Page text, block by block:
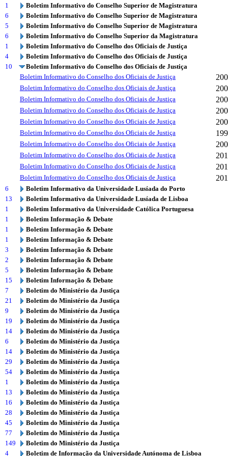
1
Boletim Informativo do Conselho Superior de Magistratura
6
Boletim Informativo do Conselho Superior de Magistratura
5
Boletim Informativo do Conselho Superior de Magistratura
6
Boletim Informativo do Conselho Superior da Magistratura
1
Boletim Informativo do Conselho dos Oficiais de Justiça
4
Boletim Informativo do Conselho dos Oficiais de Justiça
10
Boletim Informativo do Conselho dos Oficiais de Justiça
Boletim Informativo do Conselho dos Oficiais de Justiça
Boletim Informativo do Conselho dos Oficiais de Justiça
Boletim Informativo do Conselho dos Oficiais de Justiça
Boletim Informativo do Conselho dos Oficiais de Justiça
Boletim Informativo do Conselho dos Oficiais de Justiça
Boletim Informativo do Conselho dos Oficiais de Justiça
Boletim Informativo do Conselho dos Oficiais de Justiça
Boletim Informativo do Conselho dos Oficiais de Justiça
Boletim Informativo do Conselho dos Oficiais de Justiça
Boletim Informativo do Conselho dos Oficiais de Justiça
6
Boletim Informativo da Universidade Lusíada do Porto
13
Boletim Informativo da Universidade Lusíada de Lisboa
1
Boletim Informativo da Universidade Católica Portuguesa
1
Boletim Informação & Debate
1
Boletim Informação & Debate
1
Boletim Informação & Debate
3
Boletim Informação & Debate
2
Boletim Informação & Debate
5
Boletim Informação & Debate
15
Boletim Informação & Debate
7
Boletim do Ministério da Justiça
21
Boletim do Ministério da Justiça
9
Boletim do Ministério da Justiça
19
Boletim do Ministério da Justiça
14
Boletim do Ministério da Justiça
6
Boletim do Ministério da Justiça
14
Boletim do Ministério da Justiça
29
Boletim do Ministério da Justiça
54
Boletim do Ministério da Justiça
1
Boletim do Ministério da Justiça
13
Boletim do Ministério da Justiça
16
Boletim do Ministério da Justiça
28
Boletim do Ministério da Justiça
45
Boletim do Ministério da Justiça
77
Boletim do Ministério da Justiça
149
Boletim do Ministério da Justiça
4
Boletim de Informação da Universidade Autónoma de Lisboa